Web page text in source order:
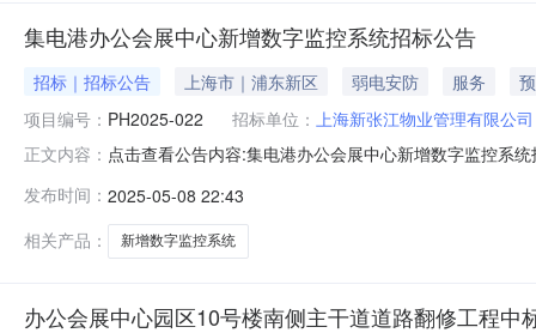
集电港办公会展中心新增数字监控系统招标公告
招标｜招标公告 上海市｜浦东新区 弱电安防 服务
项目编号： PH2025-022 招标单位： 上海新张江物业管理有限公司
正文内容： 点击查看公告内容:集电港办公会展中心新增数字监控系
标条件，现招标方式为公开招标。二、项目概况和招标
个枪机）及新增20个立杆
发布时间： 2025-05-08 22:43
相关产品：
新增数字监控系统
办公会展中心园区10号楼南侧主干道道路翻修工程中